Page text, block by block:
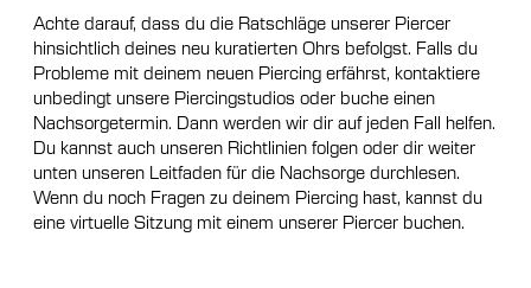
Achte darauf, dass du die Ratschläge unserer Piercer
hinsichtlich deines neu kuratierten Ohrs befolgst. Falls du
Probleme mit deinem neuen Piercing erfährst, kontaktiere
unbedingt unsere Piercingstudios oder buche einen
Nachsorgetermin. Dann werden wir dir auf jeden Fall helfen.
Du kannst auch unseren Richtlinien folgen oder dir weiter
unten unseren Leitfaden für die Nachsorge durchlesen.
Wenn du noch Fragen zu deinem Piercing hast, kannst du
eine virtuelle Sitzung mit einem unserer Piercer buchen.